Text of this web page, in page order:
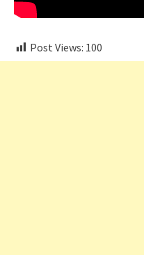
Post Views: 100